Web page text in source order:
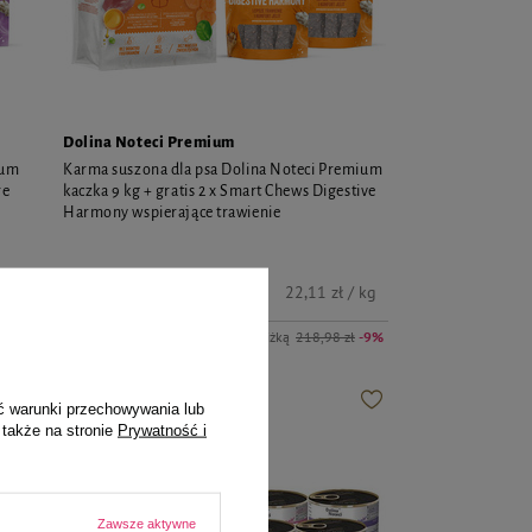
Dolina Noteci Premium
Karma suszona dla psa Dolina Noteci Premium
kaczka 9 kg + gratis 2 x Smart Chews Digestive
Harmony wspierające trawienie
Najniższa cena z 30 dni przed obniżką 218,98 zł -9%
22,11 zł / kg
W PROMOCJI PRZECENA
warunki przechowywania lub
na stronie Prywatność i
Zawsze aktywne